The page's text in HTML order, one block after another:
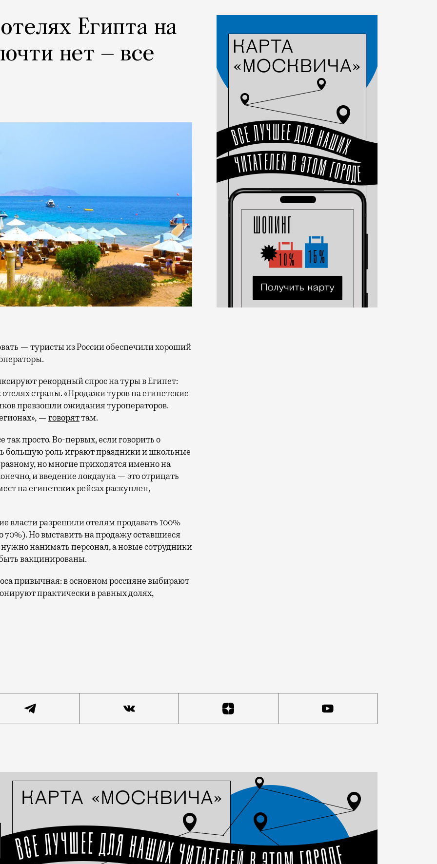
Египта на
нет — все
рекордный спрос на туры в Египет:
страны. «Продажи туров на египетские
превзошли ожидания туроператоров.
— говоряттам.
просто. Во-первых, если говорить о
большую роль играют праздники и школьные
но многие приходятся именно на
и введение локдауна — это отрицать
на египетских рейсах раскуплен,
власти разрешили отелям продавать 100%
Но выставить на продажу оставшиеся
нанимать персонал, а новые сотрудники
вакцинированы.
привычная: в основном россияне выбирают
практически в равных долях,
туристы из России обеспечили хороший спрос. А вместе с ними рады и туроператоры. В Ассоциации